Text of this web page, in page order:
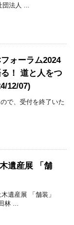
法人 ...
ォーラム2024
る！ 道と人をつ
12/07)
で、受付を終了いた
遺産展 「舗
遺産展 「舗装」
林 ...